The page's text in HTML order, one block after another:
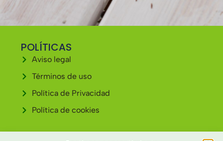
POLÍTICAS
Aviso legal
Términos de uso
Política de Privacidad
Política de cookies